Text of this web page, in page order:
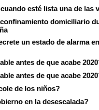
esté lista una de las
domiciliario
un estado de alarma
antes de que acabe
antes de que acabe
de los niños?
en la desescalada?